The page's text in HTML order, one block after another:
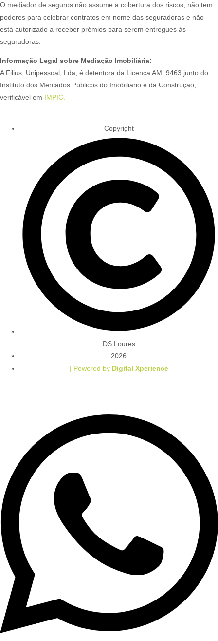
O mediador de seguros não assume a cobertura dos riscos, não tem
poderes para celebrar contratos em nome das seguradoras e não
está autorizado a receber prémios para serem entregues às
seguradoras.
Informação Legal sobre Mediação Imobiliária:
A Filius, Unipessoal, Lda, é detentora da Licença AMI 9463 junto do
Instituto dos Mercados Públicos do Imobiliário e da Construção,
verificável em IMPIC.
Copyright
DS Loures
2026
| Powered by Digital Xperience